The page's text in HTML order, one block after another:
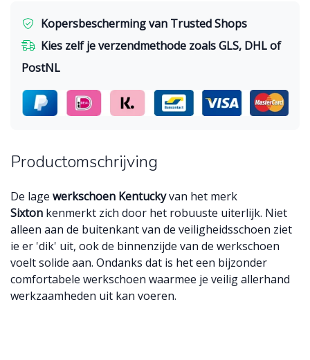
Kopersbescherming van Trusted Shops
Kies zelf je verzendmethode zoals GLS, DHL of
PostNL
Productomschrijving
De lage werkschoen Kentuckyvan het merk
Sixton kenmerkt zich door het robuuste uiterlijk. Niet
alleen aan de buitenkant van de veiligheidsschoen ziet
ie er 'dik' uit, ook de binnenzijde van de werkschoen
voelt solide aan. Ondanks dat is het een bijzonder
comfortabele werkschoen waarmee je veilig allerhand
werkzaamheden uit kan voeren.